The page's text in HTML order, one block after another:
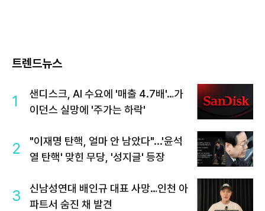
트렌드뉴스
1
샌디스크, AI 수요에 '매출 4.7배'…가
이던스 실망에 '주가는 하락'
2
"이재명 탄핵, 얼마 안 남았다"...'윤석
열 탄핵' 맞힌 무당, '성지글' 등장
3
신남성연대 배인규 대표 사망…인천 아
파트서 숨진 채 발견